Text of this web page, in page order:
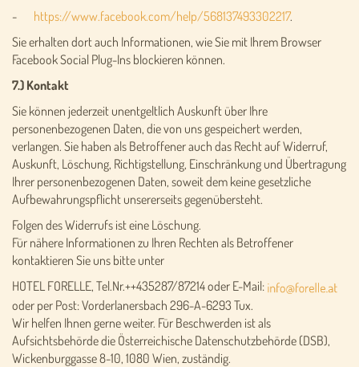
- https://www.facebook.com/help/568137493302217.
Sie erhalten dort auch Informationen, wie Sie mit Ihrem Browser
Facebook Social Plug-Ins blockieren können.
7.) Kontakt
Sie können jederzeit unentgeltlich Auskunft über Ihre
personenbezogenen Daten, die von uns gespeichert werden,
verlangen. Sie haben als Betroffener auch das Recht auf Widerruf,
Auskunft, Löschung, Richtigstellung, Einschränkung und Übertragung
Ihrer personenbezogenen Daten, soweit dem keine gesetzliche
Aufbewahrungspflicht unsererseits gegenübersteht.
Folgen des Widerrufs ist eine Löschung.
Für nähere Informationen zu Ihren Rechten als Betroffener
kontaktieren Sie uns bitte unter
HOTEL FORELLE, Tel.Nr.++435287/87214 oder E-Mail:
oder per Post: Vorderlanersbach 296-A-6293 Tux.
Wir helfen Ihnen gerne weiter. Für Beschwerden ist als
Aufsichtsbehörde die Österreichische Datenschutzbehörde (DSB),
Wickenburggasse 8-10, 1080 Wien, zuständig.